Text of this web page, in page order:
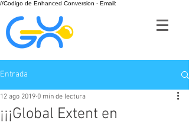
//Codigo de Enhanced Conversion - Email:
Entrada
¡¡¡Global Extent en
12 ago 2019 0 min de lectura